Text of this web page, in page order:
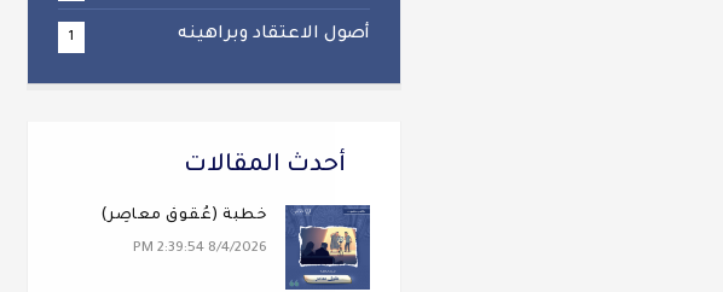
أصول الاعتقاد وبراهينه 1
أحدث المقالات
خطبة (عُقوقٌ معاصِر)
8/4/2026 2:39:54 PM